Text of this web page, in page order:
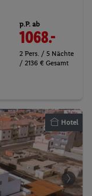
p.P. ab
1068.-
2 Pers. / 5 Nächte
/ 2136 € Gesamt
Hotel